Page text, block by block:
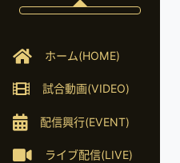
ホーム(HOME)
試合動画(VIDEO)
配信興行(EVENT)
ライブ配信(LIVE)